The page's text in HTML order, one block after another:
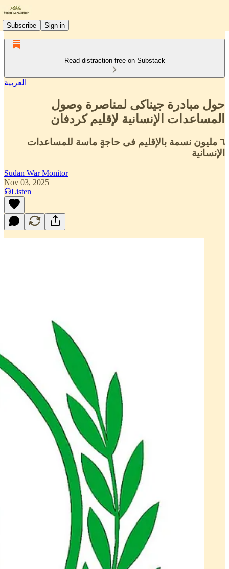
Subscribe Sign in
Read distraction-free on Substack
العربية
حول مبادرة جيناكى لمناصرة وصول
المساعدات الإنسانية لإقليم كردفان
٦ مليون نسمة بالإقليم فى حاجةٍ ماسة للمساعدات
الإنسانية
Sudan War Monitor
Nov 03, 2025
Listen